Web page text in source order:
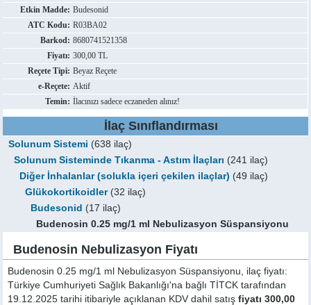
Etkin Madde: Budesonid
ATC Kodu: R03BA02
Barkod: 8680741521358
Fiyatı: 300,00 TL
Reçete Tipi: Beyaz Reçete
e-Reçete: Aktif
Temin: İlacınızı sadece eczaneden alınız!
İlaç Sınıflandırması
Solunum Sistemi (638 ilaç)
Solunum Sisteminde Tıkanma - Astım İlaçları (241 ilaç)
Diğer İnhalanlar (solukla içeri çekilen ilaçlar) (49 ilaç)
Glükokortikoidler(32 ilaç)
Budesonid (17 ilaç)
Budenosin 0.25 mg/1 ml Nebulizasyon Süspansiyonu
Budenosin Nebulizasyon Fiyatı
Budenosin 0.25 mg/1 ml Nebulizasyon Süspansiyonu, ilaç fiyatı:
Türkiye Cumhuriyeti Sağlık Bakanlığı'na bağlı TİTCK tarafından
19.12.2025 tarihi itibariyle açıklanan KDV dahil satışfiyatı 300,00